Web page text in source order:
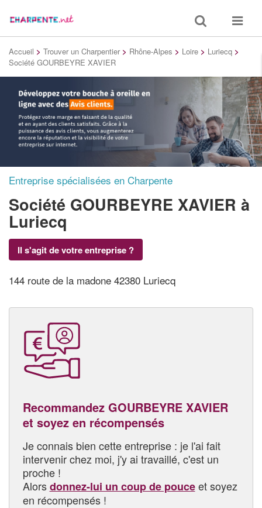
Toggle
search
Toggle
Accueil > Trouver un Charpentier > Rhône-Alpes > Loire > Luriecq >
Société GOURBEYRE XAVIER
Entreprise spécialisées en Charpente
Société GOURBEYRE XAVIER à
Luriecq
Il s'agit de votre entreprise ?
144 route de la madone 42380 Luriecq
Recommandez GOURBEYRE XAVIER
et soyez en récompensés
Je connais bien cette entreprise : je l'ai fait
intervenir chez moi, j'y ai travaillé, c'est un
proche !
Alorsdonnez-lui un coup de pouceet soyez
en récompensés !